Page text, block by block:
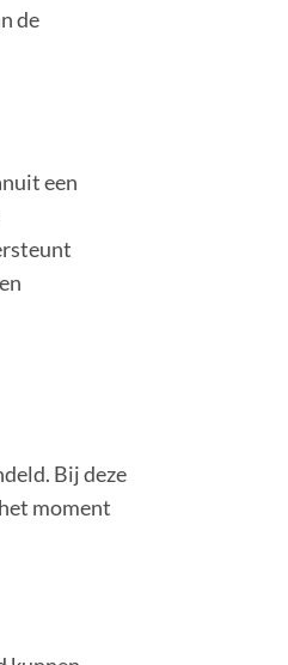
de
een
Bij deze
moment